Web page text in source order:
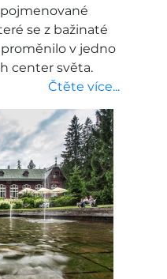
se z bažinaté
v jedno
center světa.
Čtěte více...